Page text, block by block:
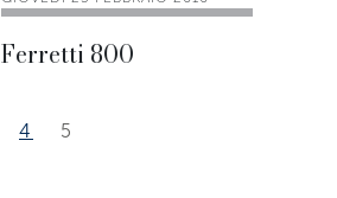
Ferretti 800
4 5